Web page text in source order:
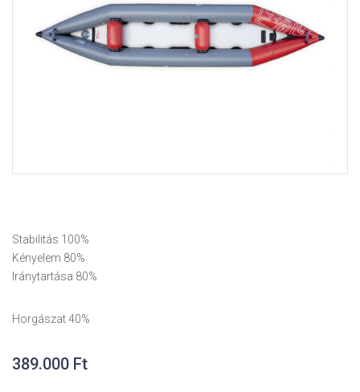
Stabilitás 100%
Kényelem 80%
Iránytartása 80%
Horgászat 40%
389.000 Ft